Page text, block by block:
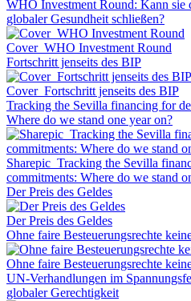
WHO Investment Round: Kann sie
globaler Gesundheit schließen?
Cover_WHO Investment Round
Fortschritt jenseits des BIP
Cover_Fortschritt jenseits des BIP
Tracking the Sevilla financing for
Where do we stand one year on?
Sharepic_Tracking the Sevilla
commitments: Where do we stand
Der Preis des Geldes
Der Preis des Geldes
Ohne faire Besteuerungsrechte
Ohne faire Besteuerungsrechte
UN-Verhandlungen im
globaler Gerechtigkeit